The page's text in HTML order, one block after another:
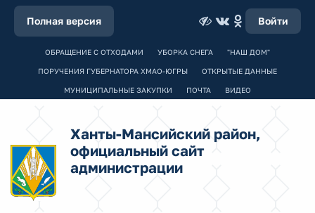
Полная версия Войти
ОБРАЩЕНИЕ С ОТХОДАМИ УБОРКА СНЕГА "НАШ ДОМ"
ПОРУЧЕНИЯ ГУБЕРНАТОРА ХМАО-ЮГРЫ ОТКРЫТЫЕ ДАННЫЕ
МУНИЦИПАЛЬНЫЕ ЗАКУПКИ ПОЧТА ВИДЕО
Ханты-Мансийский район,
официальный сайт
администрации